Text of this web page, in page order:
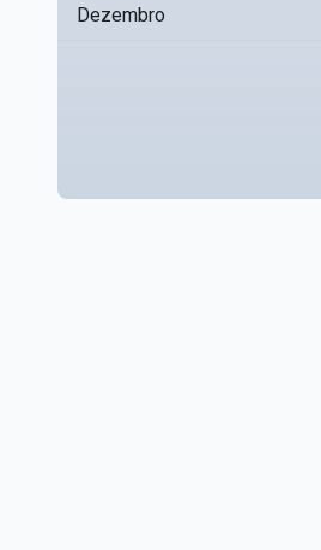
Dezembro